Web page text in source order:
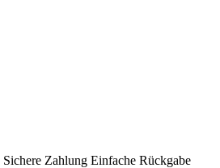
Sichere Zahlung Einfache Rückgabe